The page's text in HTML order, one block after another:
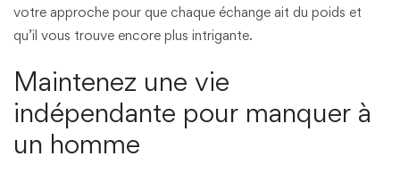
votre approche pour que chaque échange ait du poids et
qu’il vous trouve encore plus intrigante.
Maintenez une vie
indépendante pour manquer à
un homme